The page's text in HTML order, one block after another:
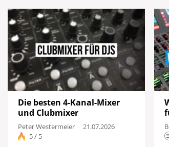
Bass
Recording
DJ
Drums
Keyboard
Die besten 4-Kanal-Mixer
und Clubmixer
Peter Westermeier
21.07.2026
5 / 5